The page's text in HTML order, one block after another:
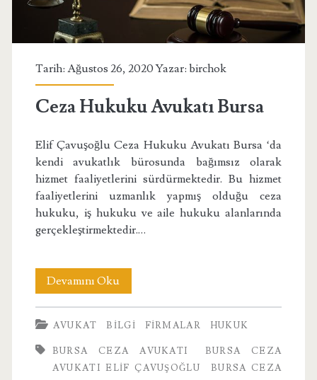
Tarih: Ağustos 26, 2020 Yazar: birchok
Ceza Hukuku Avukatı Bursa
Elif Çavuşoğlu Ceza Hukuku Avukatı Bursa ‘da
kendi avukatlık bürosunda bağımsız olarak
hizmet faaliyetlerini sürdürmektedir. Bu hizmet
faaliyetlerini uzmanlık yapmış olduğu ceza
hukuku, iş hukuku ve aile hukuku alanlarında
gerçekleştirmektedir.…
Devamını OkuCeza
Hukuku
Avukatı
Bursa
AVUKAT BILGI FIRMALAR HUKUK
BURSA CEZA AVUKATI
BURSA CEZA
AVUKATI ELIF ÇAVUŞOĞLU
BURSA CEZA